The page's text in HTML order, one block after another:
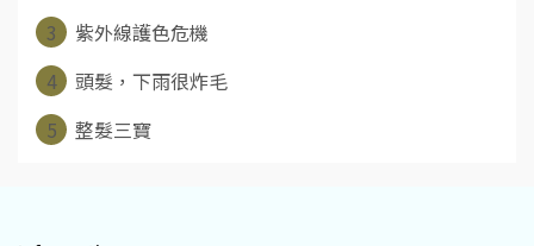
3
紫外線護色危機
4
頭髮，下雨很炸毛
5
整髮三寶